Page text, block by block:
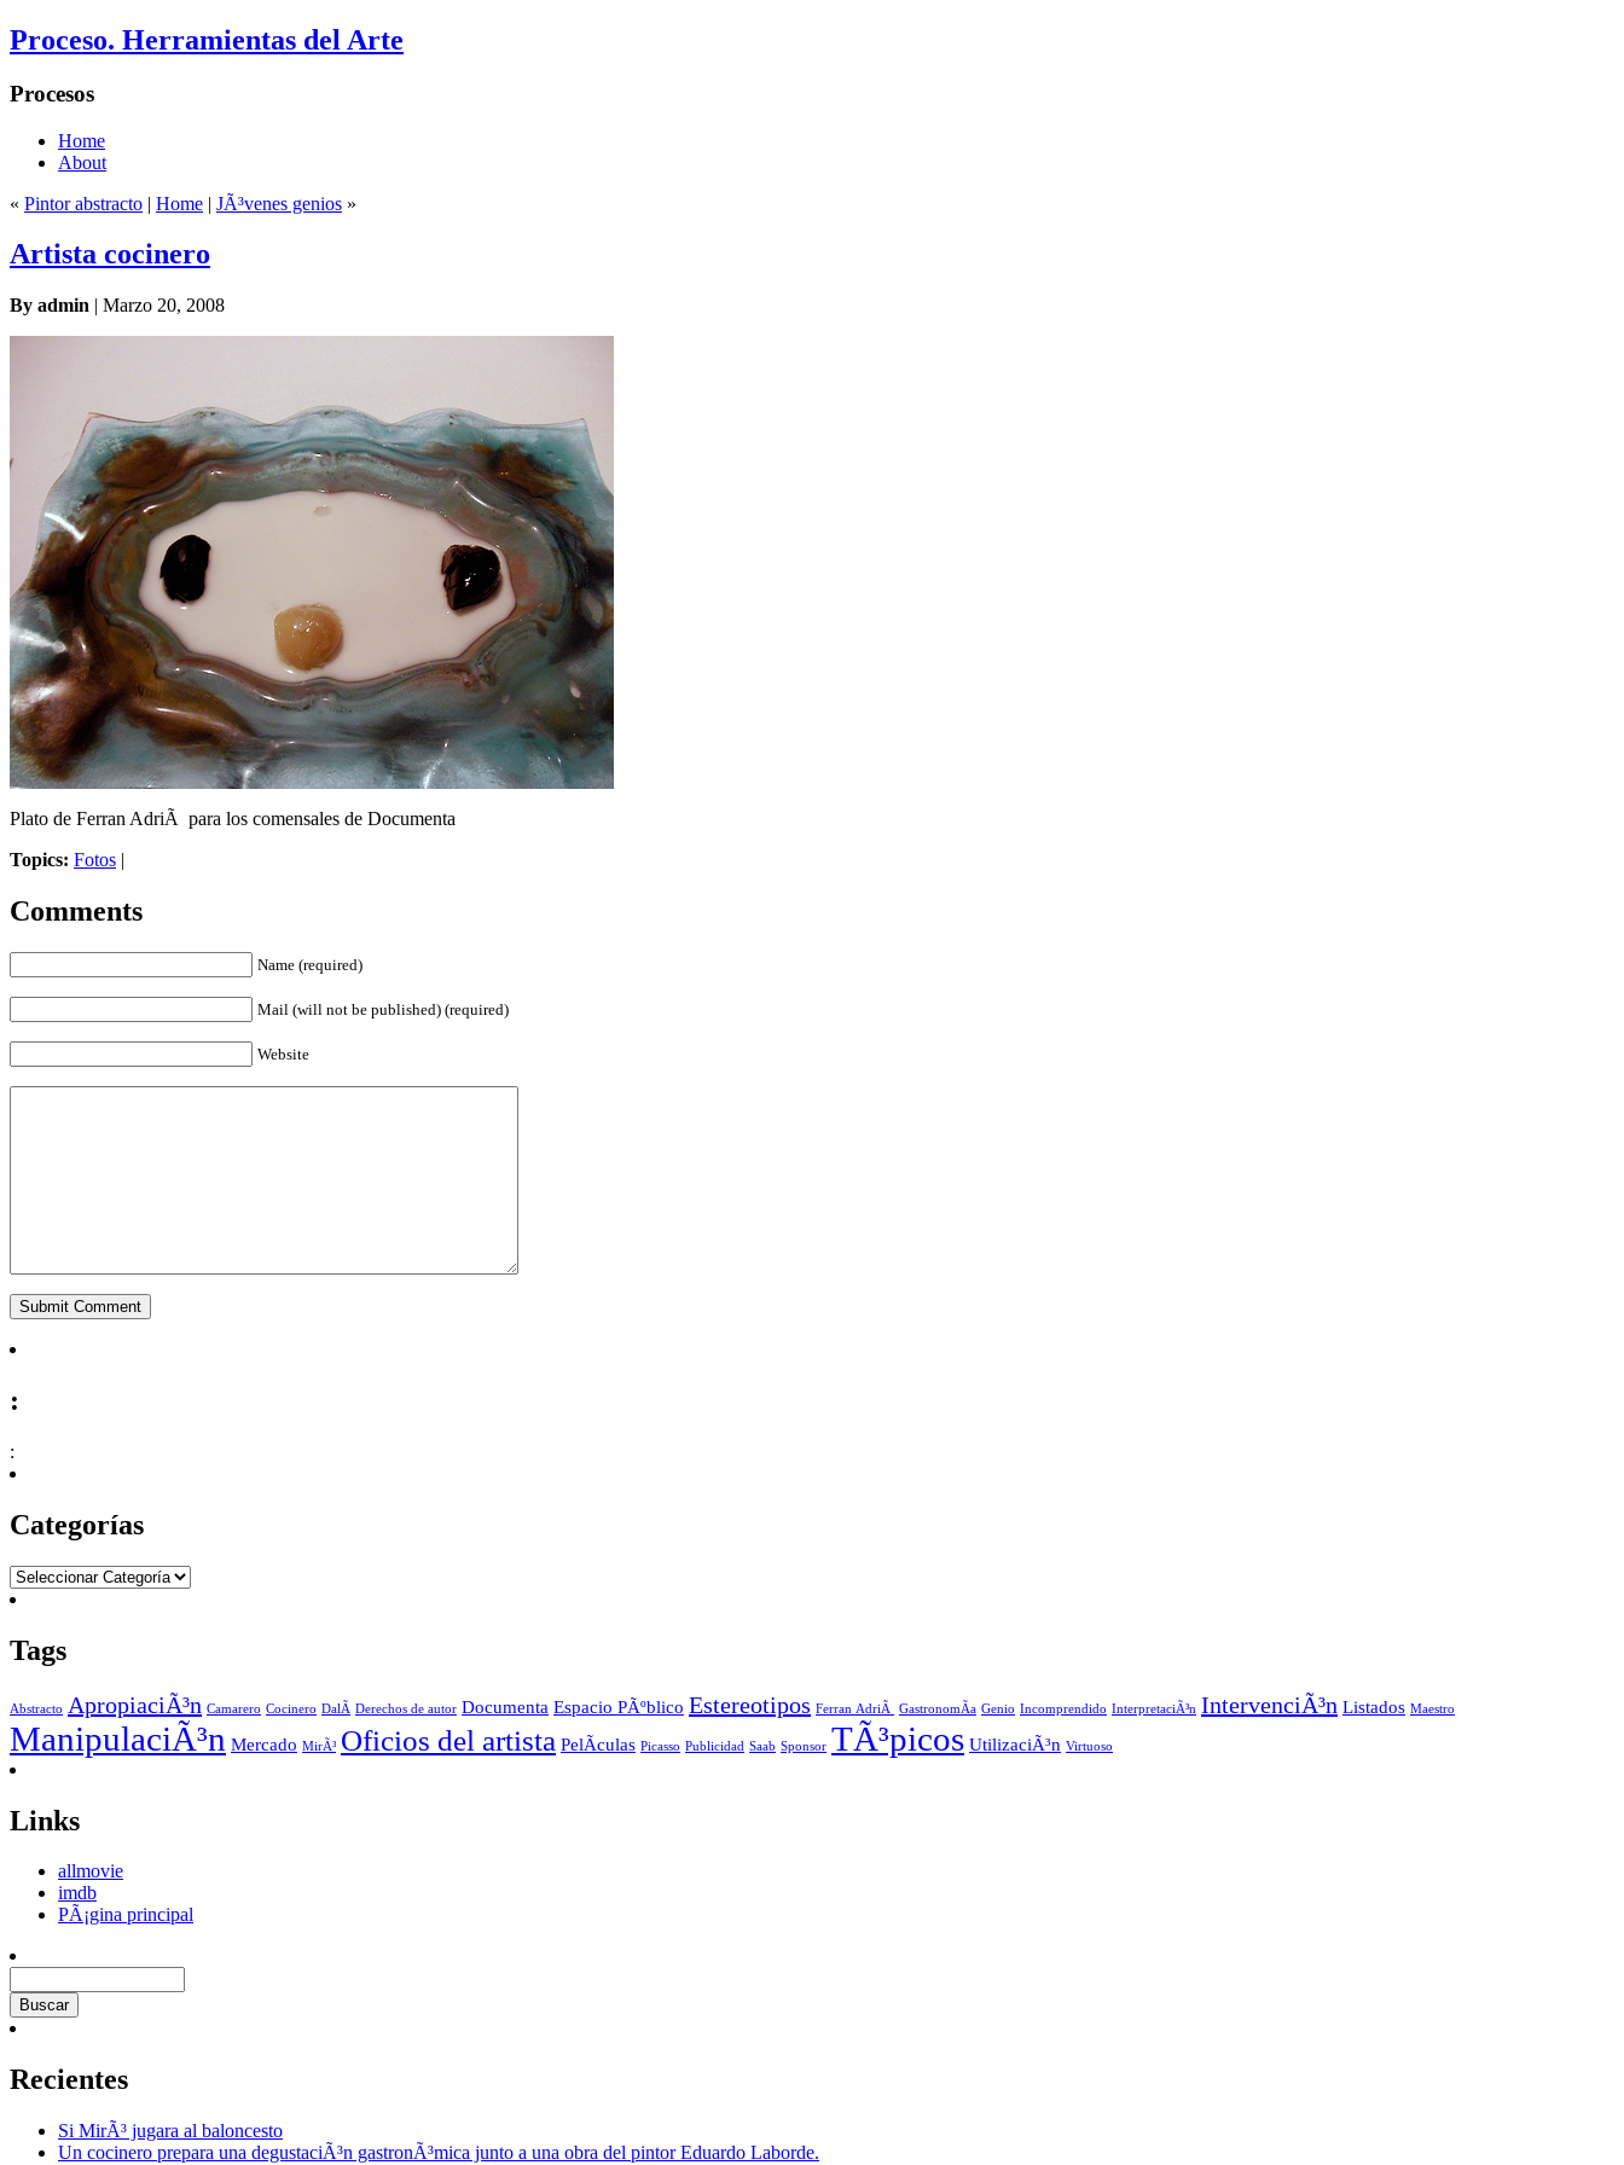
Proceso. Herramientas del Arte
Procesos
Home
About
« Pintor abstracto | Home | JÃ³venes genios »
Artista cocinero
By admin | Marzo 20, 2008
Plato de Ferran AdriÃ para los comensales de Documenta
Topics: Fotos |
Comments
Name (required)
Mail (will not be published) (required)
Website
:
:
Categorías
Tags
Abstracto ApropiaciÃ³n Camarero Cocinero DalÃ­ Derechos de autor Documenta Espacio PÃºblico Estereotipos Ferran AdriÃ GastronomÃ­a Genio Incomprendido InterpretaciÃ³n IntervenciÃ³n Listados Maestro
ManipulaciÃ³n Mercado MirÃ³ Oficios del artista PelÃ­culas Picasso Publicidad Saab Sponsor TÃ³picos UtilizaciÃ³n Virtuoso
Links
allmovie
imdb
PÃ¡gina principal
Recientes
Si MirÃ³ jugara al baloncesto
Un cocinero prepara una degustaciÃ³n gastronÃ³mica junto a una obra del pintor Eduardo Laborde.